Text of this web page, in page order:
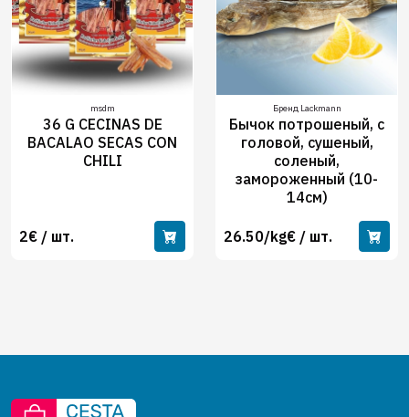
msdm
36 G CECINAS DE
BACALAO SECAS CON
CHILI
2€ / шт.
Бренд Lackmann
Бычок потрошеный, с
головой, сушеный,
соленый,
замороженный (10-
14см)
26.50/kg€ / шт.